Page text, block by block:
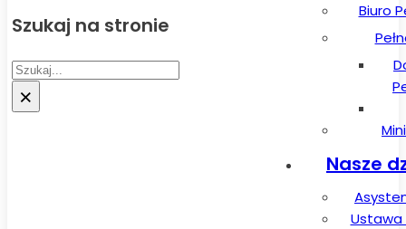
Szukaj na stronie
Szukaj
×
Biuro
Nasze
Ustawa